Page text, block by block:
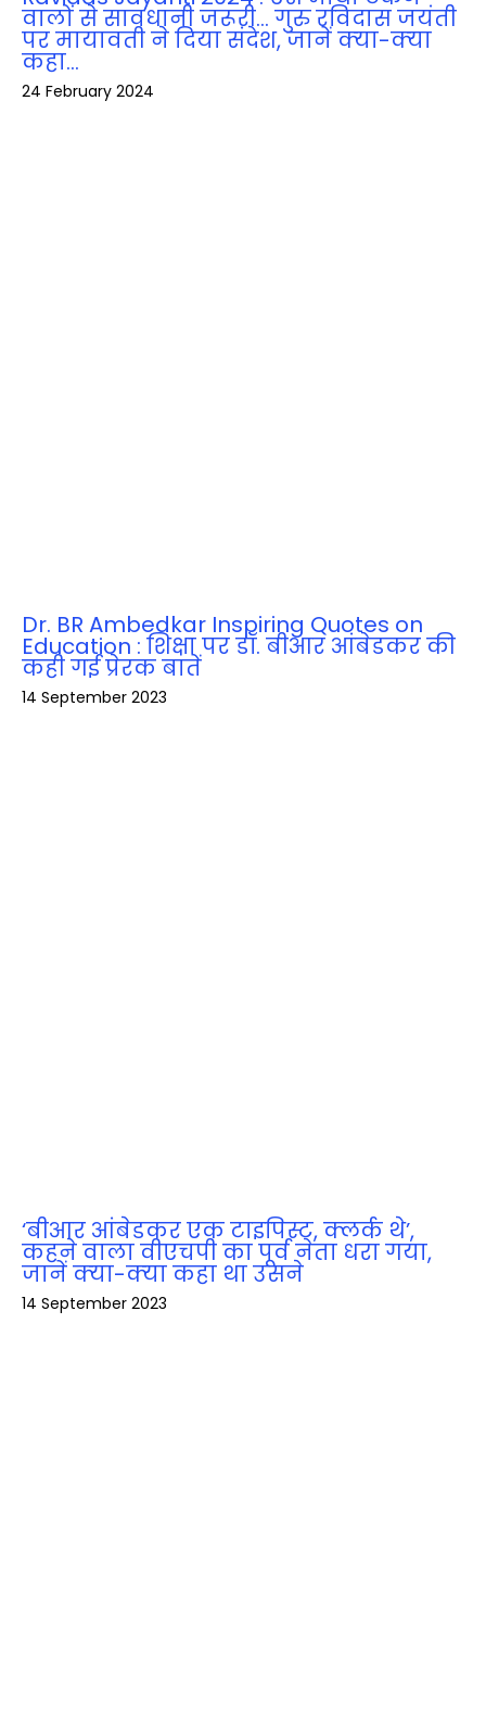
वालों से सावधानी जरूरी… गुरु रविदास जयंती
पर मायावती ने दिया संदेश, जानें क्‍या-क्‍या
कहा…
24 February 2024
Dr. BR Ambedkar Inspiring Quotes on
Education : शिक्षा पर डॉ. बीआर आंबेडकर की
कही गई प्रेरक बातें
14 September 2023
‘बीआर आंबेडकर एक टाइपिस्ट, क्लर्क थे’,
कहने वाला वीएचपी का पूर्व नेता धरा गया,
जानें क्‍या-क्‍या कहा था उसने
14 September 2023